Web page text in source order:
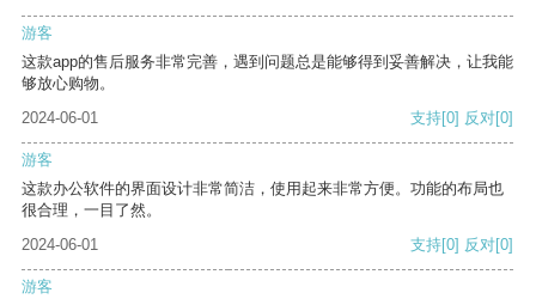
游客
这款app的售后服务非常完善，遇到问题总是能够得到妥善解决，让我能
够放心购物。
2024-06-01
支持[0] 反对[0]
游客
这款办公软件的界面设计非常简洁，使用起来非常方便。功能的布局也
很合理，一目了然。
2024-06-01
支持[0] 反对[0]
游客